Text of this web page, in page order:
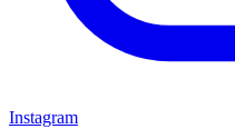
Instagram